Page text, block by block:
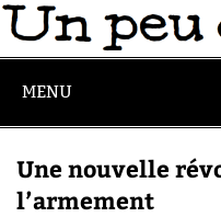
MENU
Une nouvelle
l’armement